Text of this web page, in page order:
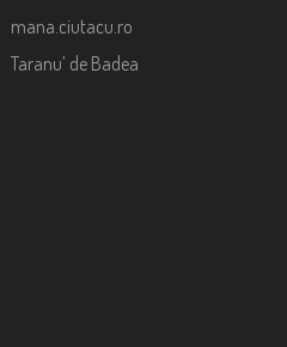
mana.ciutacu.ro
Taranu’ de Badea